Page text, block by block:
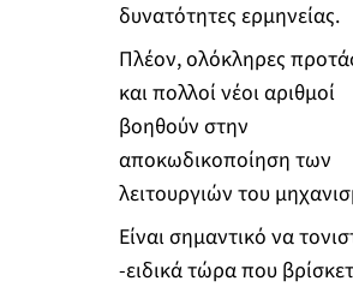
δυνατότητες ερμηνείας.
Πλέον, ολόκληρες
και πολλοί νέοι αριθμοί
βοηθούν στην
αποκωδικοποίηση των
λειτουργιών του
Είναι σημαντικό να
-ειδικά τώρα που